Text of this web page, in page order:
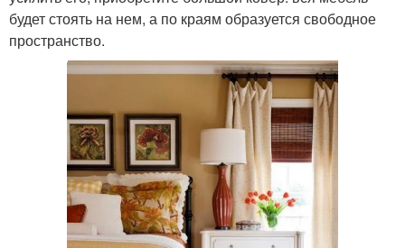
будет стоять на нем, а по краям образуется свободное
пространство.